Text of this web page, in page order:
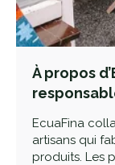
À propos
EcuaFina
artisans qui
produits. Les